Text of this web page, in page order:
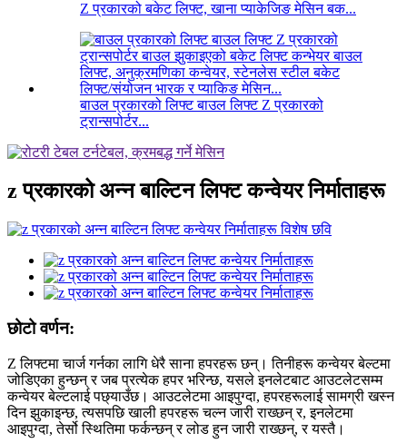
Z प्रकारको बकेट लिफ्ट, खाना प्याकेजिङ मेसिन बक...
बाउल प्रकारको लिफ्ट बाउल लिफ्ट Z प्रकारको
ट्रान्सपोर्टर...
z प्रकारको अन्न बाल्टिन लिफ्ट कन्वेयर निर्माताहरू
छोटो वर्णन:
Z लिफ्टमा चार्ज गर्नका लागि धेरै साना हपरहरू छन्। तिनीहरू कन्वेयर बेल्टमा
जोडिएका हुन्छन् र जब प्रत्येक हपर भरिन्छ, यसले इनलेटबाट आउटलेटसम्म
कन्वेयर बेल्टलाई पछ्याउँछ। आउटलेटमा आइपुग्दा, हपरहरूलाई सामग्री खस्न
दिन झुकाइन्छ, त्यसपछि खाली हपरहरू चल्न जारी राख्छन् र, इनलेटमा
आइपुग्दा, तेर्सो स्थितिमा फर्कन्छन् र लोड हुन जारी राख्छन्, र यस्तै।